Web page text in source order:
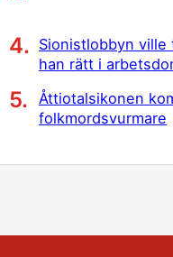
Sionistlobbyn
han rätt i
Åttiotalsikonen
folkmordsvurmare